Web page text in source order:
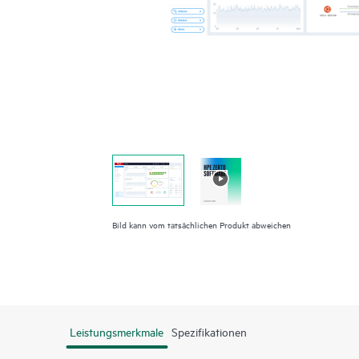
Bild kann vom tatsächlichen Produkt abweichen
Leistungsmerkmale Spezifikationen